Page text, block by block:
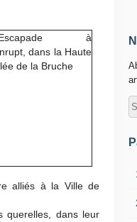
alliés à la Ville de
querelles, dans leur